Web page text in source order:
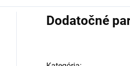
Dodatočné